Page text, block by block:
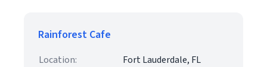
Rainforest Cafe
Location:
Fort Lauderdale, FL